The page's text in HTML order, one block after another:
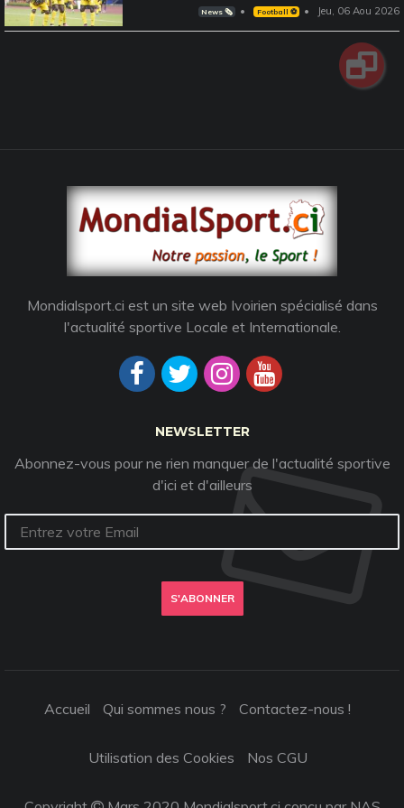
News 🗞️ Football ⚽️ Jeu, 06 Aou 2026
Mondialsport.ci est un site web Ivoirien spécialisé dans
l'actualité sportive Locale et Internationale.
NEWSLETTER
Abonnez-vous pour ne rien manquer de l'actualité sportive
d'ici et d'ailleurs
S'ABONNER
Accueil Qui sommes nous ? Contactez-nous !
Utilisation des Cookies Nos CGU